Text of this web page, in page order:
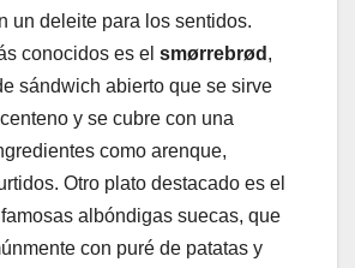
un deleite para los sentidos.
conocidos es el smørrebrød ,
sándwich abierto que se sirve
y se cubre con una
como arenque,
Otro plato destacado es el
albóndigas suecas, que
con puré de patatas y